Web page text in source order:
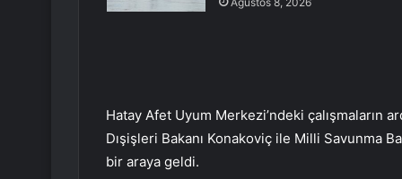
Hatay Afet Uyum Merkezi’ndeki çalışmaların
Dışişleri Bakanı Konakoviç ile Milli Savunma
bir araya geldi.